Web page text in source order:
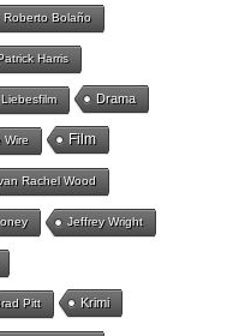
Roberto Bolaño
Harris
Liebesfilm Drama
Wire Film
Rachel Wood
Jeffrey Wright
Pitt Krimi